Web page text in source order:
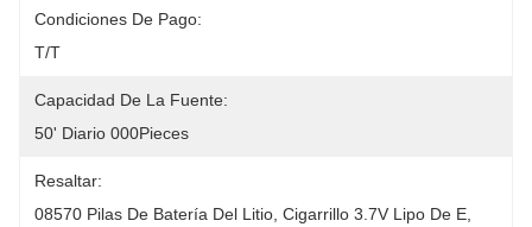
Condiciones De Pago:
T/T
Capacidad De La Fuente:
50' Diario 000Pieces
Resaltar:
08570 Pilas De Batería Del Litio Cigarrillo 3.7V Lipo De E